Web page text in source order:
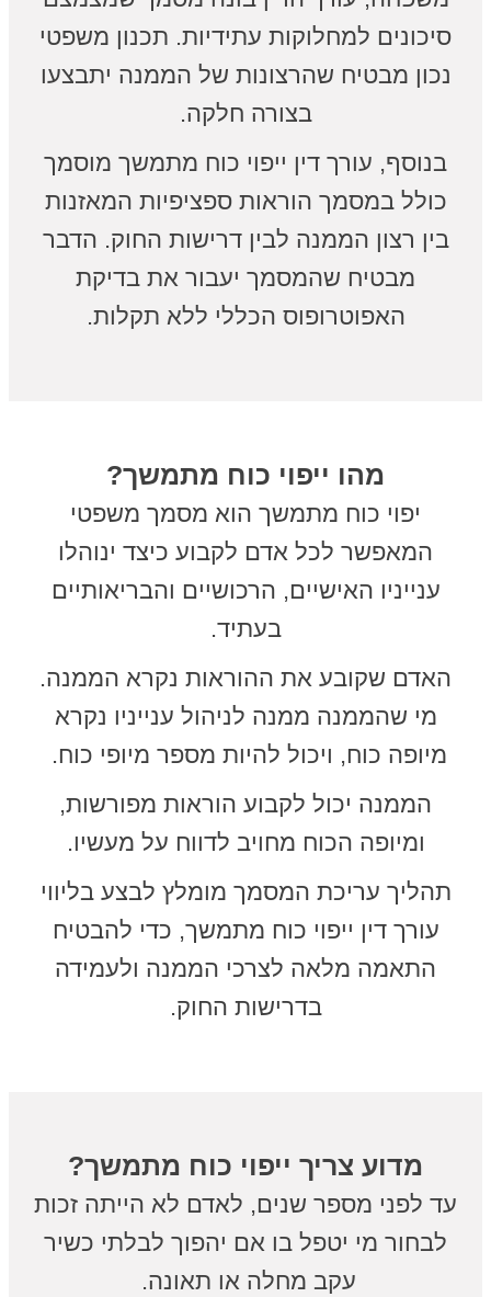
סיכונים למחלוקות עתידיות. תכנון משפטי
נכון מבטיח שהרצונות של הממנה יתבצעו
בצורה חלקה.
בנוסף, עורך דין ייפוי כוח מתמשך מוסמך
כולל במסמך הוראות ספציפיות המאזנות
בין רצון הממנה לבין דרישות החוק. הדבר
מבטיח שהמסמך יעבור את בדיקת
האפוטרופוס הכללי ללא תקלות.
מהו ייפוי כוח מתמשך?
יפוי כוח מתמשך הוא מסמך משפטי
המאפשר לכל אדם לקבוע כיצד ינוהלו
ענייניו האישיים, הרכושיים והבריאותיים
בעתיד.
האדם שקובע את ההוראות נקרא הממנה.
מי שהממנה ממנה לניהול ענייניו נקרא
מיופה כוח, ויכול להיות מספר מיופי כוח.
הממנה יכול לקבוע הוראות מפורשות,
ומיופה הכוח מחויב לדווח על מעשיו.
תהליך עריכת המסמך מומלץ לבצע בליווי
עורך דין ייפוי כוח מתמשך, כדי להבטיח
התאמה מלאה לצרכי הממנה ולעמידה
בדרישות החוק.
מדוע צריך ייפוי כוח מתמשך?
עד לפני מספר שנים, לאדם לא הייתה זכות
לבחור מי יטפל בו אם יהפוך לבלתי כשיר
עקב מחלה או תאונה.